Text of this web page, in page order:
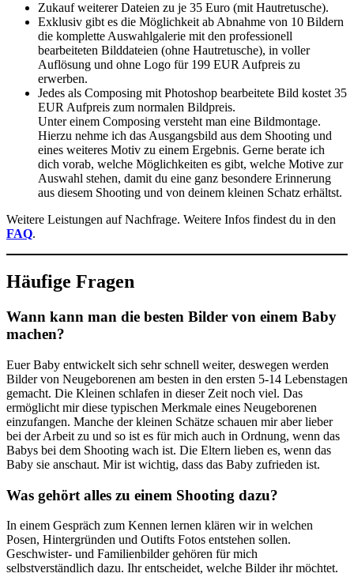
Zukauf weiterer Dateien zu je 35 Euro (mit Hautretusche).
Exklusiv gibt es die Möglichkeit ab Abnahme von 10 Bildern
die komplette Auswahlgalerie mit den professionell
bearbeiteten Bilddateien (ohne Hautretusche), in voller
Auflösung und ohne Logo für 199 EUR Aufpreis zu
erwerben.
Jedes als Composing mit Photoshop bearbeitete Bild kostet 35
EUR Aufpreis zum normalen Bildpreis.
Unter einem Composing versteht man eine Bildmontage.
Hierzu nehme ich das Ausgangsbild aus dem Shooting und
eines weiteres Motiv zu einem Ergebnis. Gerne berate ich
dich vorab, welche Möglichkeiten es gibt, welche Motive zur
Auswahl stehen, damit du eine ganz besondere Erinnerung
aus diesem Shooting und von deinem kleinen Schatz erhältst.
Weitere Leistungen auf Nachfrage. Weitere Infos findest du in den
FAQ.
Häufige Fragen
Wann kann man die besten Bilder von einem Baby
machen?
Euer Baby entwickelt sich sehr schnell weiter, deswegen werden
Bilder von Neugeborenen am besten in den ersten 5-14 Lebenstagen
gemacht. Die Kleinen schlafen in dieser Zeit noch viel. Das
ermöglicht mir diese typischen Merkmale eines Neugeborenen
einzufangen. Manche der kleinen Schätze schauen mir aber lieber
bei der Arbeit zu und so ist es für mich auch in Ordnung, wenn das
Babys bei dem Shooting wach ist. Die Eltern lieben es, wenn das
Baby sie anschaut. Mir ist wichtig, dass das Baby zufrieden ist.
Was gehört alles zu einem Shooting dazu?
In einem Gespräch zum Kennen lernen klären wir in welchen
Posen, Hintergründen und Outifts Fotos entstehen sollen.
Geschwister- und Familienbilder gehören für mich
selbstverständlich dazu. Ihr entscheidet, welche Bilder ihr möchtet.